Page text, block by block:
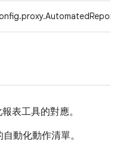
表工具的對應。
動化動作清單。